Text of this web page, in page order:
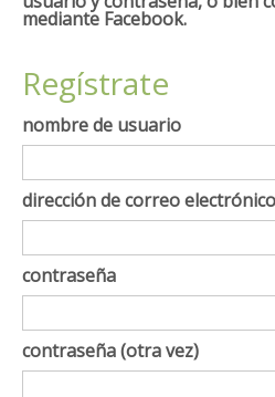
mediante Facebook.
Regístrate
nombre de usuario
dirección de correo electrónico
contraseña
contraseña (otra vez)